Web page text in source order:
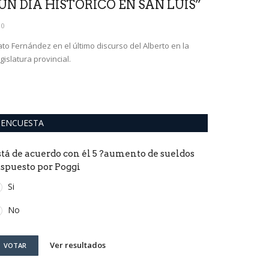
DÍA HISTÓRICO EN SAN LUIS”
0
Fernández en el último discurso del Alberto en la
provincial.
ENCUESTA
de acuerdo con él 5 ?aumento de sueldos
por Poggi
Si
No
VOTAR Ver resultados